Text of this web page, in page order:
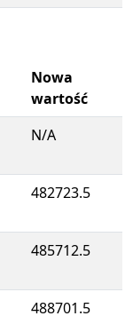
Nowa
wartość
N/A
482723.5
485712.5
488701.5